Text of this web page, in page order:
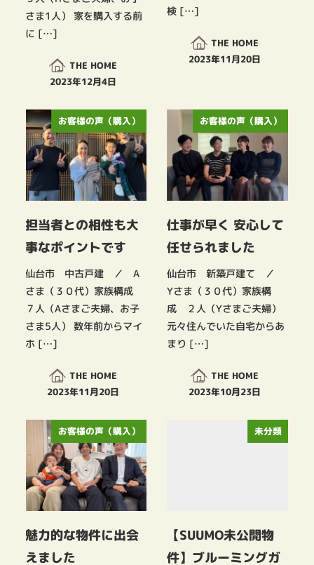
さま1人） 家を購入する前
に […]
THE HOME
投稿日
2023年12月4日
検 […]
THE HOME
投稿日
2023年11月20日
お客様の声（購入）
担当者との相性も大
事なポイントです
仙台市 中古戸建 ／ A
さま（３０代）家族構成
７人（Aさまご夫婦、お子
さま5人） 数年前からマイ
ホ […]
THE HOME
投稿日
2023年11月20日
お客様の声（購入）
仕事が早く 安心して
任せられました
仙台市 新築戸建て ／
Yさま（３０代）家族構
成 ２人（Yさまご夫婦）
元々住んでいた自宅からあ
まり […]
THE HOME
投稿日
2023年10月23日
お客様の声（購入）
魅力的な物件に出会
えました
未分類
【SUUMO未公開物
件】ブルーミングガ